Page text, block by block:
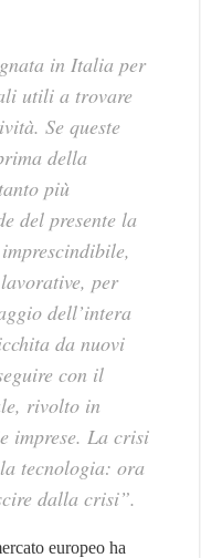
in Italia per
utili a trovare
Se queste
della
più
del presente la
per
dell’intera
da nuovi
con il
rivolto in
imprese. La crisi
tecnologia: ora
dalla crisi”.
europeo ha